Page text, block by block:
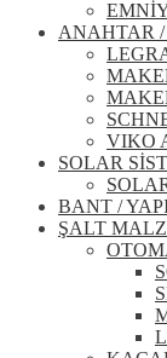
ANAHTAR /
VIKO
SOLAR
BANT /
ŞALT